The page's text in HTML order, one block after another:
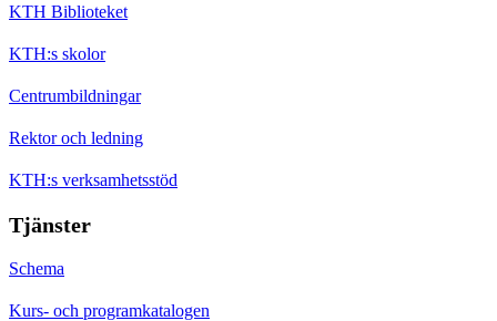
KTH Biblioteket
KTH:s skolor
Centrumbildningar
Rektor och ledning
KTH:s verksamhetsstöd
Tjänster
Schema
Kurs- och programkatalogen